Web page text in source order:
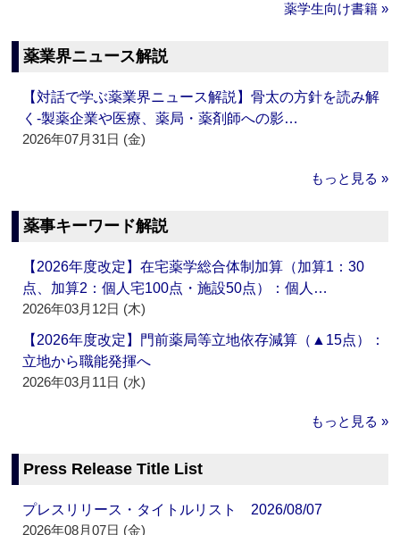
薬学生向け書籍 »
薬業界ニュース解説
【対話で学ぶ薬業界ニュース解説】骨太の方針を読み解
く‐製薬企業や医療、薬局・薬剤師への影…
2026年07月31日 (金)
もっと見る »
薬事キーワード解説
【2026年度改定】在宅薬学総合体制加算（加算1：30
点、加算2：個人宅100点・施設50点）：個人…
2026年03月12日 (木)
【2026年度改定】門前薬局等立地依存減算（▲15点）：
立地から職能発揮へ
2026年03月11日 (水)
もっと見る »
Press Release Title List
プレスリリース・タイトルリスト 2026/08/07
2026年08月07日 (金)